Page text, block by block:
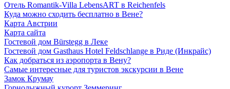
Отель Romantik-Villa LebensART в Reichenfels
Куда можно сходить бесплатно в Вене?
Карта Австрии
Карта сайта
Гостевой дом Bürstegg в Леке
Гостевой дом Gasthaus Hotel Feldschlange в Риде (Инкрайс)
Как добраться из аэропорта в Вену?
Самые интересные для туристов экскурсии в Вене
Замок Крумау